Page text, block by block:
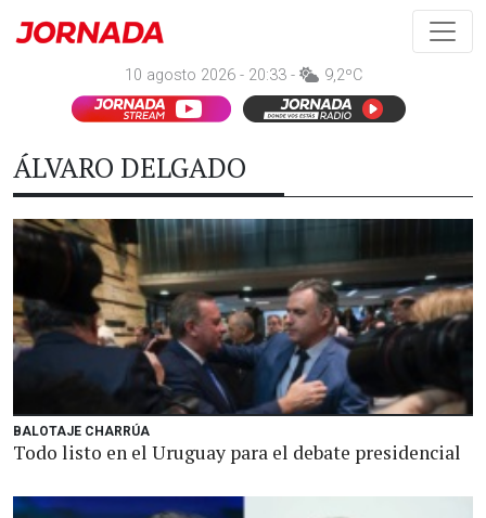
10 agosto 2026 - 20:33 - 9,2ºC
ÁLVARO DELGADO
BALOTAJE CHARRÚA
Todo listo en el Uruguay para el debate presidencial